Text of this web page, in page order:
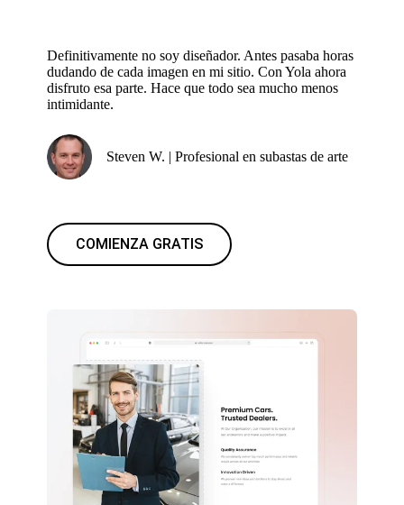
Definitivamente no soy diseñador. Antes pasaba horas
dudando de cada imagen en mi sitio. Con Yola ahora
disfruto esa parte. Hace que todo sea mucho menos
intimidante.
Steven W. | Profesional en subastas de arte
COMIENZA GRATIS